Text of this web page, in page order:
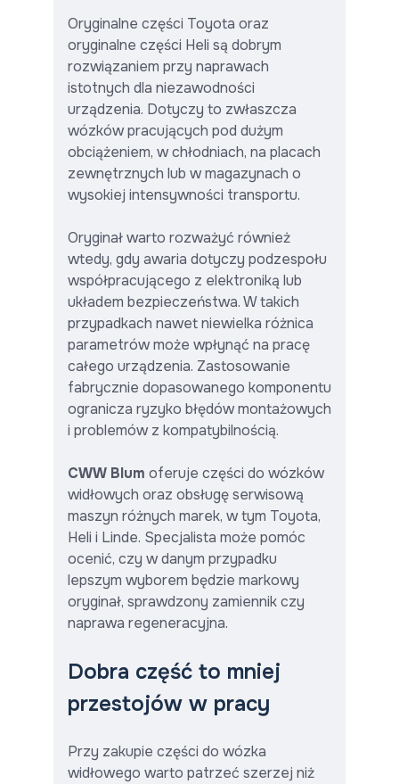
Oryginalne części Toyota oraz
oryginalne części Heli są dobrym
rozwiązaniem przy naprawach
istotnych dla niezawodności
urządzenia. Dotyczy to zwłaszcza
wózków pracujących pod dużym
obciążeniem, w chłodniach, na placach
zewnętrznych lub w magazynach o
wysokiej intensywności transportu.
Oryginał warto rozważyć również
wtedy, gdy awaria dotyczy podzespołu
współpracującego z elektroniką lub
układem bezpieczeństwa. W takich
przypadkach nawet niewielka różnica
parametrów może wpłynąć na pracę
całego urządzenia. Zastosowanie
fabrycznie dopasowanego komponentu
ogranicza ryzyko błędów montażowych
i problemów z kompatybilnością.
CWW Blum oferuje części do wózków
widłowych oraz obsługę serwisową
maszyn różnych marek, w tym Toyota,
Heli i Linde. Specjalista może pomóc
ocenić, czy w danym przypadku
lepszym wyborem będzie markowy
oryginał, sprawdzony zamiennik czy
naprawa regeneracyjna.
Dobra część to mniej
przestojów w pracy
Przy zakupie części do wózka
widłowego warto patrzeć szerzej niż